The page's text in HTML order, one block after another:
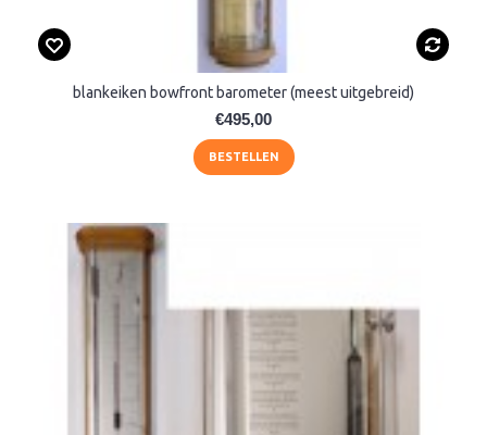
blankeiken bowfront barometer (meest uitgebreid)
€495,00
BESTELLEN